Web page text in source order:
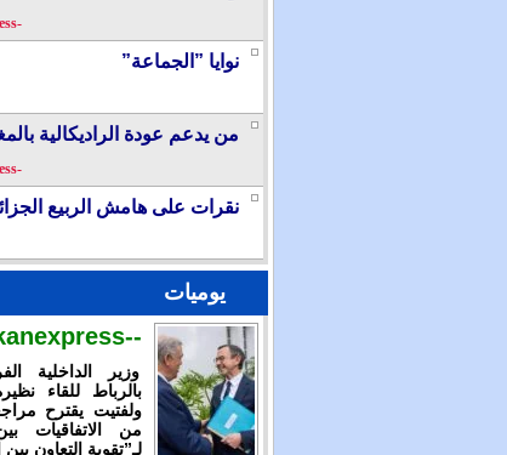
-berkanexpress-
نوايا ”الجماعة”
من يدعم عودة الراديكالية
-berkanexpress-
نقرات على هامش الربيع
يوميات
--berkanexpress--
وزير الداخلية
بالرباط للقاء
ولفتيت يقترح
من الاتفاقيات
لـ”تقوية التعاون بين